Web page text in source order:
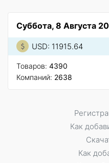
Суббота, 8 Августа
USD: 11915.64
Товаров: 4390
Компаний: 2638
Как
Как